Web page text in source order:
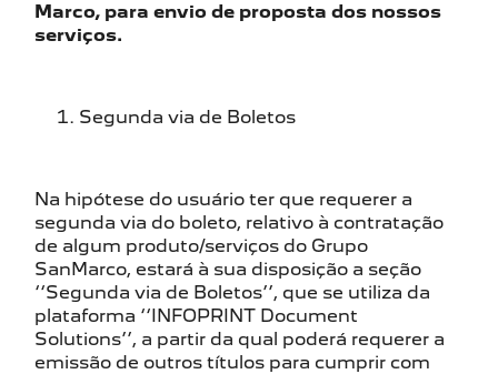
Marco, para envio de proposta dos nossos
serviços.
Segunda via de Boletos
Na hipótese do usuário ter que requerer a
segunda via do boleto, relativo à contratação
de algum produto/serviços do Grupo
SanMarco, estará à sua disposição a seção
‘‘Segunda via de Boletos’’, que se utiliza da
plataforma ‘‘INFOPRINT Document
Solutions’’, a partir da qual poderá requerer a
emissão de outros títulos para cumprir com